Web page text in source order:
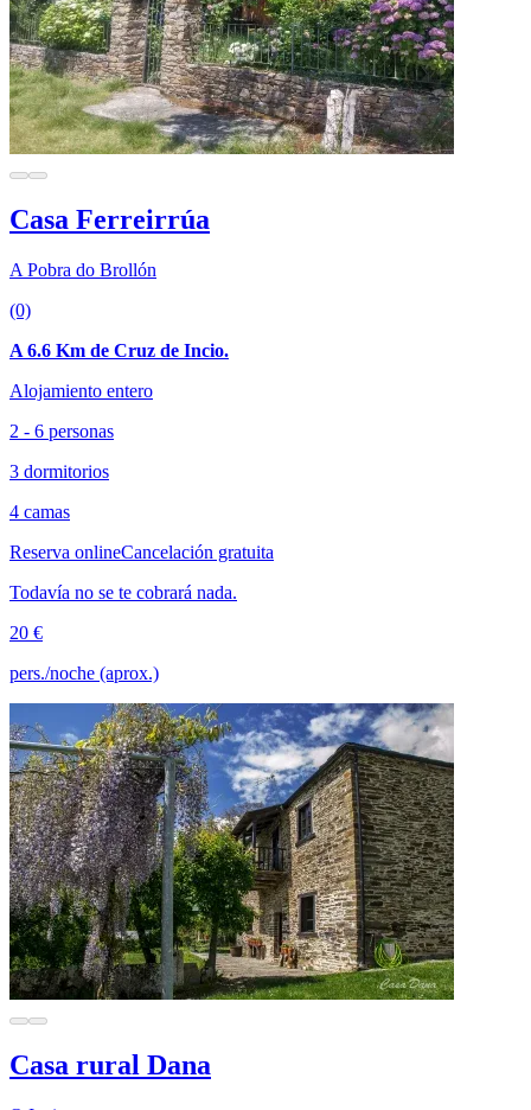
Casa Ferreirrúa
A Pobra do Brollón
(0)
A 6.6 Km de Cruz de Incio.
Alojamiento entero
2 - 6 personas
3 dormitorios
4 camas
Reserva onlineCancelación gratuita
Todavía no se te cobrará nada.
20 €
pers./noche (aprox.)
Casa rural Dana